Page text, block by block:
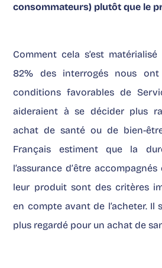
consommateurs) plutôt que le
Comment cela s’est
82% des interrogés nous
conditions favorables de
aideraient à se décider plus
achat de santé ou de bien-
Français estiment que la
l’assurance d’être
leur produit sont des critères
en compte avant de l’acheter. Il
plus regardé pour un achat de